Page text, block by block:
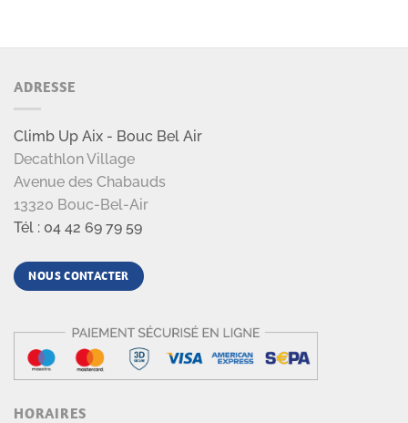
ADRESSE
Climb Up Aix - Bouc Bel Air
Decathlon Village
Avenue des Chabauds
13320 Bouc-Bel-Air
Tél : 04 42 69 79 59
NOUS CONTACTER
HORAIRES